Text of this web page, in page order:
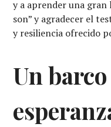
y a aprender una gran
son” y agradecer el
y resiliencia ofrecido
Un